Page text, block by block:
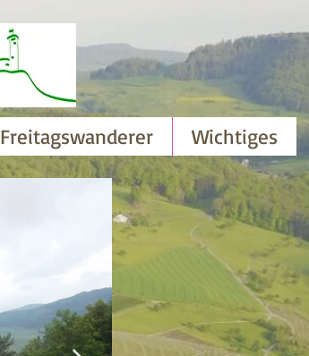
Freitagswanderer Wichtiges